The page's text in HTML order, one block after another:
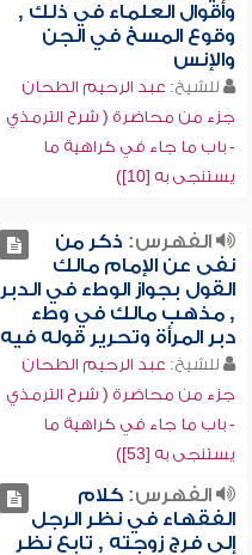
وأقوال العلماء في ذلك ,
وقوع المسخ في الجن
والإنس
للشيخ: عبد الرحيم الطحان
جزء من محاضرة ( شرح الترمذي
- باب ما جاء في كراهية ما
يستنجى به [10])
الفهرس: ذكر من
نفى عن الإمام مالك
القول بجواز الوطء في الدبر
, مذهب مالك في وطء
دبر المرأة وتحرير قوله فيه
للشيخ: عبد الرحيم الطحان
جزء من محاضرة ( شرح الترمذي
- باب ما جاء في كراهية ما
يستنجى به [53])
الفهرس:كلام
الفقهاء في نظر الرجل
إلى فرج زوجته , تابع نظر